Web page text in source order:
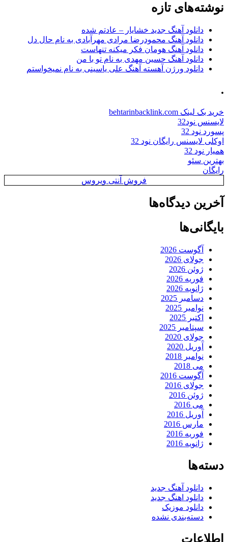
نوشته‌های تازه
دانلود آهنگ جدید خشایار – عادتم شده
دانلود آهنگ محمودرضا مرادی مهرآبادی به نام حال دل
دانلود آهنگ هومان فکر میکنه تنهاست
دانلود آهنگ حسین مهدی به نام تو با من
دانلود ورژن آهسته آهنگ علی یاسینی به نام نمیخواستم
.
خرید بک لینک behtarinbacklink.com
لایسنس نود32
پسورد نود 32
اوکلی لایسنس رایگان نود 32
همیار نود 32
بهترین سئو
رایگان
فروش آنتی ویروس
آخرین دیدگاه‌ها
بایگانی‌ها
آگوست 2026
جولای 2026
ژوئن 2026
فوریه 2026
ژانویه 2026
دسامبر 2025
نوامبر 2025
اکتبر 2025
سپتامبر 2025
جولای 2020
آوریل 2020
نوامبر 2018
می 2018
آگوست 2016
جولای 2016
ژوئن 2016
می 2016
آوریل 2016
مارس 2016
فوریه 2016
ژانویه 2016
دسته‌ها
دانلود آهنگ جدید
دانلود اهنگ جدید
دانلود موزیک
دسته‌بندی نشده
اطلاعات